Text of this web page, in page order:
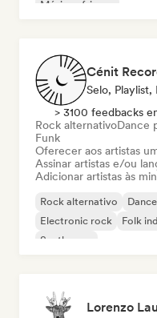
Música africana
Cénit
Selo, Playlist,
> 3100 feedbacks
Rock alternativoDance
Funk
Oferecer aos artistas
Assinar artistas e/ou
Adicionar artistas às
Rock alternativo
Electronic rock
Folk
Synthwave
Lorenzo